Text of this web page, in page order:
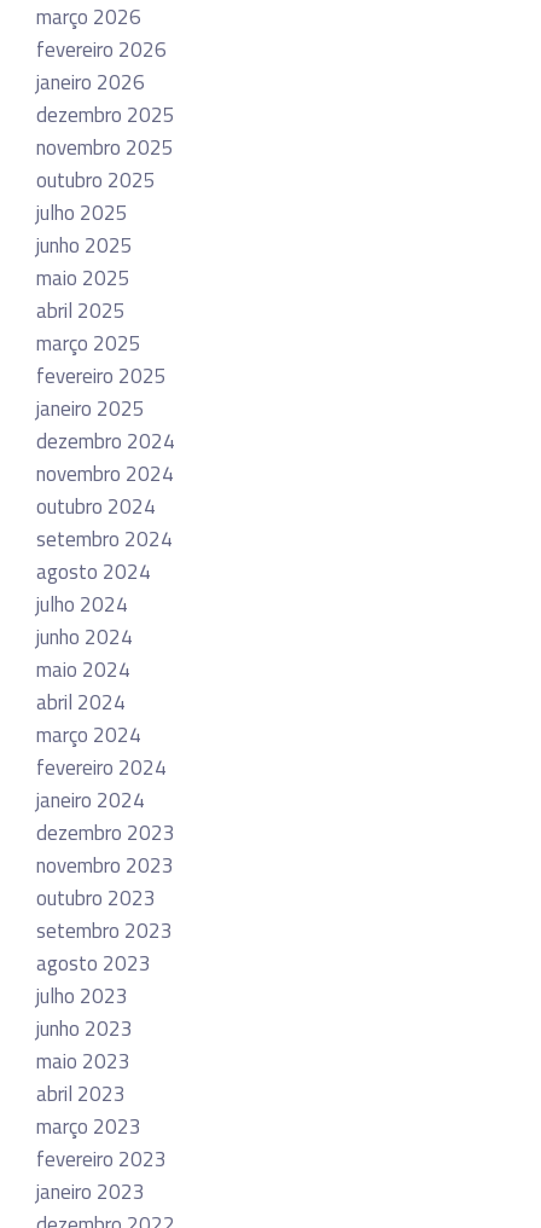
março 2026
fevereiro 2026
janeiro 2026
dezembro 2025
novembro 2025
outubro 2025
julho 2025
junho 2025
maio 2025
abril 2025
março 2025
fevereiro 2025
janeiro 2025
dezembro 2024
novembro 2024
outubro 2024
setembro 2024
agosto 2024
julho 2024
junho 2024
maio 2024
abril 2024
março 2024
fevereiro 2024
janeiro 2024
dezembro 2023
novembro 2023
outubro 2023
setembro 2023
agosto 2023
julho 2023
junho 2023
maio 2023
abril 2023
março 2023
fevereiro 2023
janeiro 2023